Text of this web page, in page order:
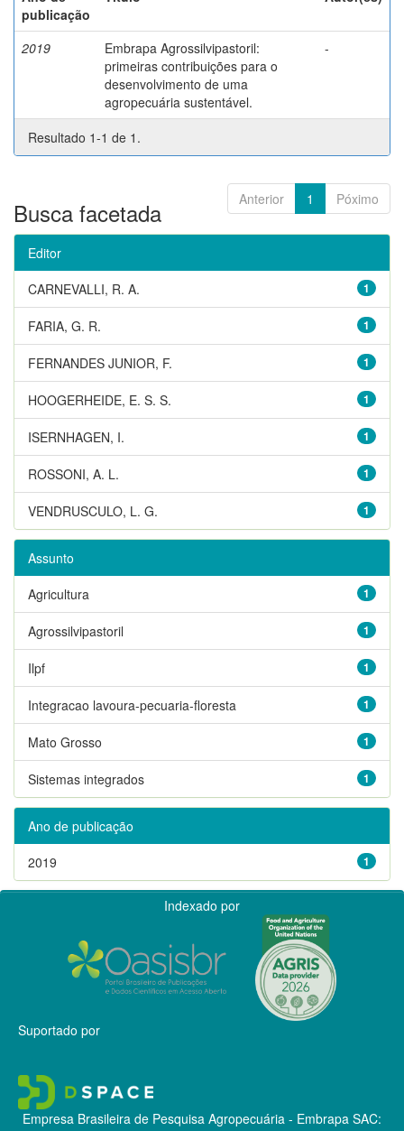
publicação
2019
Embrapa Agrossilvipastoril:
primeiras contribuições para o
desenvolvimento de uma
agropecuária sustentável.
-
Resultado 1-1 de 1.
Anterior 1 Póximo
Busca facetada
Editor
1
CARNEVALLI, R. A.
1
FARIA, G. R.
1
FERNANDES JUNIOR, F.
1
HOOGERHEIDE, E. S. S.
1
ISERNHAGEN, I.
1
ROSSONI, A. L.
1
VENDRUSCULO, L. G.
Assunto
1
Agricultura
1
Agrossilvipastoril
1
Ilpf
1
Integracao lavoura-pecuaria-floresta
1
Mato Grosso
1
Sistemas integrados
Ano de publicação
1
2019
Indexado por
Suportado por
Empresa Brasileira de Pesquisa Agropecuária - Embrapa SAC: